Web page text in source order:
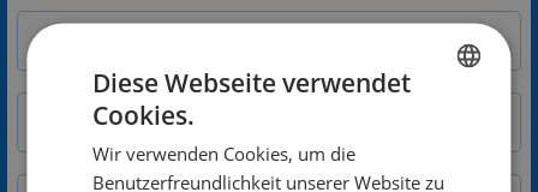
E-Mail
Straße/Hausnummer
DUTCH
Diese Webseite verwendet
Cookies.
Wir verwenden Cookies, um die
Benutzerfreundlichkeit unserer Website zu